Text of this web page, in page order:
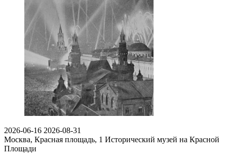
2026-06-16 2026-08-31
Москва, Красная площадь, 1 Исторический музей на Красной
Площади